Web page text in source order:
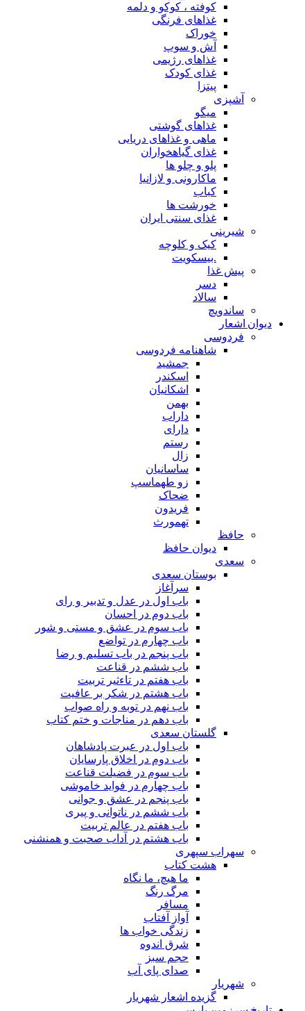
کوفته ، کوکو و دلمه
غذاهای فرنگی
خوراک
آش و سوپ
غذاهای رژیمی
غذای کودک
پیتزا
آشپزی
میگو
غذاهای گوشتی
ماهی و غذاهای دریایی
غذای گیاهخواران
پلو و چلو ها
ماکارونی و لازانیا
کباب
خورشت ها
غذای سنتی ایران
شیرینی
کیک و کلوچه
.بیسکویت
پیش غذا
دسر
سالاد
ساندویچ
دیوان اشعار
فردوسی
شاهنامه فردوسی
جمشید
اسکندر
اشکانیان
بهمن
داراب
دارای
رستم
زال
ساسانیان
زو طهماسپ‏
ضحاک
فریدون
تهمورث
حافظ
دیوان حافظ
سعدی
بوستان سعدی
سرآغاز
باب اول در عدل و تدبیر و رای
باب دوم در احسان
باب سوم در عشق و مستی و شور
باب چهارم در تواضع
باب پنجم در باب تسلیم و رضا
باب ششم در قناعت
باب هفتم در تاءثیر تربیت
باب هشتم در شکر بر عافیت
باب نهم در توبه و راه صواب
باب دهم در مناجات و ختم کتاب
گلستان سعدی
باب اول در عبرت پادشاهان
باب دوم در اخلاق پارسایان
باب سوم در فضیلت قناعت
باب چهارم در فواید خاموشى
باب پنجم در عشق و جوانى
باب ششم در ناتوانى و پیرى
باب هفتم در عالم تربیت
باب هشتم در آداب صحبت و همنشنى
سهراب سپهری
هشت کتاب
ما هیچ، ما نگاه
مرگ رنگ
مسافر
آواز آفتاب
زندگی خواب ها
شرق اندوه
حجم سبز
صدای پای آب
شهریار
گزیده اشعار شهریار